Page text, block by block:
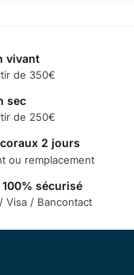
vivant
de 350€
sec
de 250€
2 jours
ou remplacement
100% sécurisé
Visa / Bancontact